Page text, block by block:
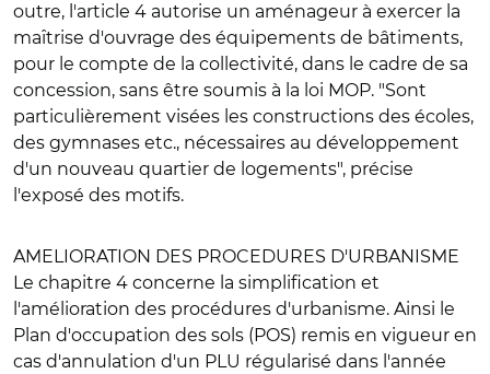
outre, l'article 4 autorise un aménageur à exercer la
maîtrise d'ouvrage des équipements de bâtiments,
pour le compte de la collectivité, dans le cadre de sa
concession, sans être soumis à la loi MOP. "Sont
particulièrement visées les constructions des écoles,
des gymnases etc., nécessaires au développement
d'un nouveau quartier de logements", précise
l'exposé des motifs.
AMELIORATION DES PROCEDURES D'URBANISME
Le chapitre 4 concerne la simplification et
l'amélioration des procédures d'urbanisme. Ainsi le
Plan d'occupation des sols (POS) remis en vigueur en
cas d'annulation d'un PLU régularisé dans l'année